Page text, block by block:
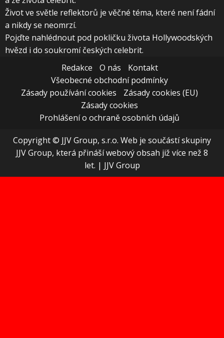
Život ve světle reflektorů je věčné téma, které není fádní
a nikdy se neomrzí.
Pojďte nahlédnout pod pokličku života Hollywoodských
hvězd i do soukromí českých celebrit.
Redakce
O nás
Kontakt
Všeobecné obchodní podmínky
Zásady používání cookies
Zásady cookies (EU)
Zásady cookies
Prohlášení o ochraně osobních údajů
Copyright © JJV Group, s.r.o. Web je součástí skupiny
JJV Group, která přináší webový obsah již více než 8
let. | JJV Group